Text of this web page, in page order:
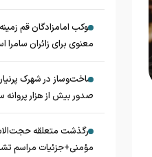
موکب امامزادگان قم
معنوی برای زائران سامرا
ساخت‌وساز در شهرک
صدور بیش از هزار
درگذشت متعلقه
مؤمنی+جزئیات مراسم